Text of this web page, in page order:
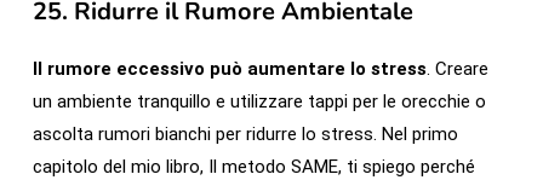
25. Ridurre il Rumore Ambientale
Il rumore eccessivo può aumentare lo stress. Creare
un ambiente tranquillo e utilizzare tappi per le orecchie o
ascolta rumori bianchi per ridurre lo stress. Nel primo
capitolo del mio libro, Il metodo SAME, ti spiego perché